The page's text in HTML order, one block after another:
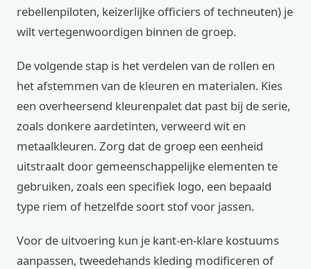
rebellenpiloten, keizerlijke officiers of techneuten) je
wilt vertegenwoordigen binnen de groep.
De volgende stap is het verdelen van de rollen en
het afstemmen van de kleuren en materialen. Kies
een overheersend kleurenpalet dat past bij de serie,
zoals donkere aardetinten, verweerd wit en
metaalkleuren. Zorg dat de groep een eenheid
uitstraalt door gemeenschappelijke elementen te
gebruiken, zoals een specifiek logo, een bepaald
type riem of hetzelfde soort stof voor jassen.
Voor de uitvoering kun je kant-en-klare kostuums
aanpassen, tweedehands kleding modificeren of